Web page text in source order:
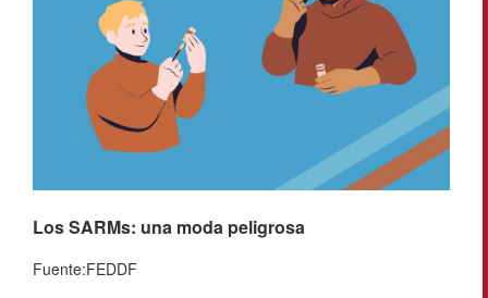
Los SARMs: una moda peligrosa
Fuente:FEDDF